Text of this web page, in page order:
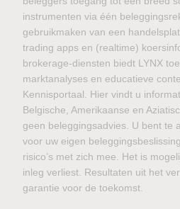
instrumenten via één
gebruikmaken van een
trading apps en (realtime)
brokerage-diensten biedt LYNX
marktanalyses en educatieve
Kennisportaal. Hier vindt u
Belgische, Amerikaanse en
geen beleggingsadvies. U bent te
voor uw eigen
risico’s met zich mee. Het is
inleg verliest. Resultaten uit het
garantie voor de toekomst.